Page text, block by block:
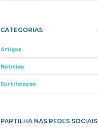
CATEGORIAS
Artigos
Notícias
Certificação
PARTILHA NAS REDES SOCIAIS